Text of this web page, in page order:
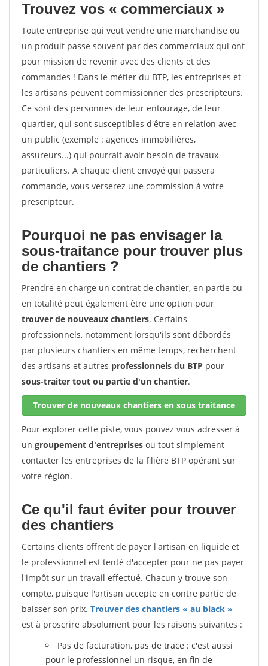
Trouvez vos « commerciaux »
Toute entreprise qui veut vendre une marchandise ou
un produit passe souvent par des commerciaux qui ont
pour mission de revenir avec des clients et des
commandes ! Dans le métier du BTP, les entreprises et
les artisans peuvent commissionner des prescripteurs.
Ce sont des personnes de leur entourage, de leur
quartier, qui sont susceptibles d'être en relation avec
un public (exemple : agences immobilières,
assureurs...) qui pourrait avoir besoin de travaux
particuliers. A chaque client envoyé qui passera
commande, vous verserez une commission à votre
prescripteur.
Pourquoi ne pas envisager la
sous-traitance pour trouver plus
de chantiers ?
Prendre en charge un contrat de chantier, en partie ou
en totalité peut également être une option pour
trouver de nouveaux chantiers. Certains
professionnels, notamment lorsqu'ils sont débordés
par plusieurs chantiers en même temps, recherchent
des artisans et autres professionnels du BTP pour
sous-traiter tout ou partie d'un chantier.
Trouver de nouveaux chantiers en sous traitance
Pour explorer cette piste, vous pouvez vous adresser à
un groupement d'entreprises ou tout simplement
contacter les entreprises de la filière BTP opérant sur
votre région.
Ce qu'il faut éviter pour trouver
des chantiers
Certains clients offrent de payer l'artisan en liquide et
le professionnel est tenté d'accepter pour ne pas payer
l'impôt sur un travail effectué. Chacun y trouve son
compte, puisque l'artisan accepte en contre partie de
baisser son prix. Trouver des chantiers « au black »
est à proscrire absolument pour les raisons suivantes :
Pas de facturation, pas de trace : c'est aussi
pour le professionnel un risque, en fin de